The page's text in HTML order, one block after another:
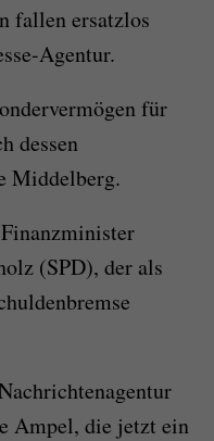
fallen ersatzlos
Agentur.
für
dessen
Middelberg.
(SPD), der als
Ampel, die jetzt ein